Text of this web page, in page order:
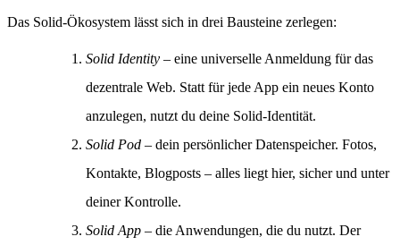
Das Solid-Ökosystem lässt sich in drei Bausteine zerlegen:
Solid Identity – eine universelle Anmeldung für das
dezentrale Web. Statt für jede App ein neues Konto
anzulegen, nutzt du deine Solid-Identität.
Solid Pod – dein persönlicher Datenspeicher. Fotos,
Kontakte, Blogposts – alles liegt hier, sicher und unter
deiner Kontrolle.
Solid App – die Anwendungen, die du nutzt. Der